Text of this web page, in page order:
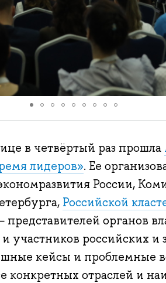
в четвёртый раз прошла
лидеров». Ее
России,
Российской
органов
российских и
кейсы и проблемные
конкретных отраслей и